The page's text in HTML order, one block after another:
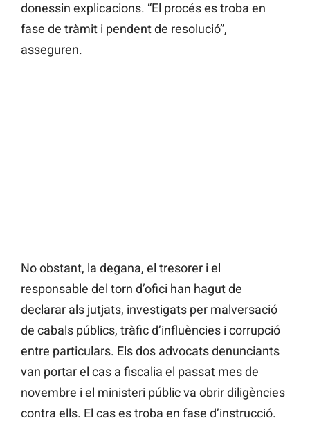
donessin explicacions. “El procés es troba en
fase de tràmit i pendent de resolució”,
asseguren.
No obstant, la degana, el tresorer i el
responsable del torn d’ofici han hagut de
declarar als jutjats, investigats per malversació
de cabals públics, tràfic d’influències i corrupció
entre particulars. Els dos advocats denunciants
van portar el cas a fiscalia el passat mes de
novembre i el ministeri públic va obrir diligències
contra ells. El cas es troba en fase d’instrucció.